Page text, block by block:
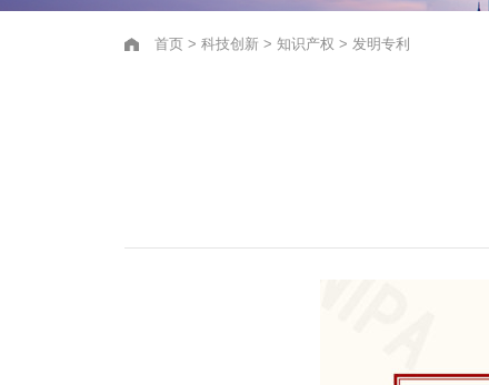
首页> 科技创新 > 知识产权 > 发明专利